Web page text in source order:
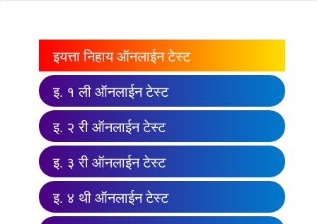
इयत्ता निहाय ऑनलाईन टेस्ट
इ. १ ली ऑनलाईन टेस्ट
इ. २ री ऑनलाईन टेस्ट
इ. ३ री ऑनलाईन टेस्ट
इ. ४ थी ऑनलाईन टेस्ट